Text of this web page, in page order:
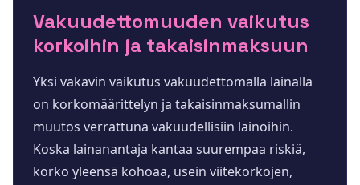
Vakuudettomuuden vaikutus
korkoihin ja takaisinmaksuun
Yksi vakavin vaikutus vakuudettomalla lainalla
on korkomäärittelyn ja takaisinmaksumallin
muutos verrattuna vakuudellisiin lainoihin.
Koska lainanantaja kantaa suurempaa riskiä,
korko yleensä kohoaa, usein viitekorkojen,